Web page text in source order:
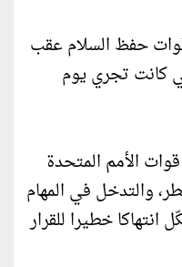
حفظ السلام عقب
كانت تجري يوم
الأمم المتحدة
والتدخل في المهام
انتهاكا خطيرا للقرار